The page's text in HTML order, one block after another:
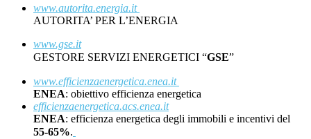
www.autorita.energia.it
AUTORITA’ PER L’ENERGIA
www.gse.it
GESTORE SERVIZI ENERGETICI “GSE”
www.efficienzaenergetica.enea.it
ENEA: obiettivo efficienza energetica
efficienzaenergetica.acs.enea.it
ENEA: efficienza energetica degli immobili e incentivi del
55-65%.